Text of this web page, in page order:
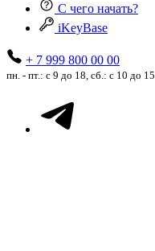
С чего начать?
iKeyBase
+ 7 999 800 00 00
пн. - пт.: с 9 до 18, сб.: с 10 до 15